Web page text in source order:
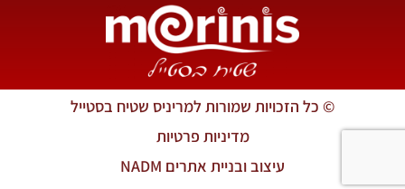
עיצוב ובניית אתרים NADM
מדיניות פרטיות
© כל הזכויות שמורות למריניס שטיח בסטייל